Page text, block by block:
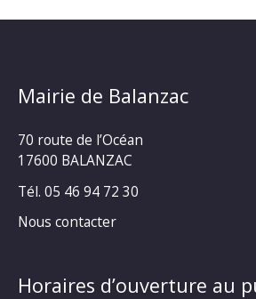
Mairie de Balanzac
70 route de l’Océan
17600 BALANZAC
Tél. 05 46 94 72 30
Nous contacter
Horaires d’ouverture au